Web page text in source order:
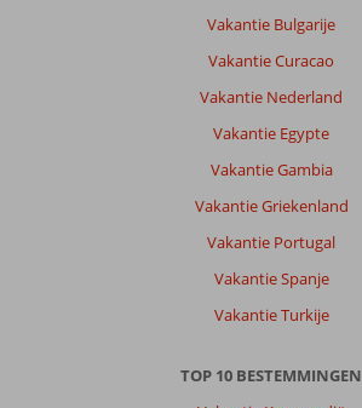
Vakantie Bulgarije
Vakantie Curacao
Vakantie Nederland
Vakantie Egypte
Vakantie Gambia
Vakantie Griekenland
Vakantie Portugal
Vakantie Spanje
Vakantie Turkije
TOP 10 BESTEMMINGEN